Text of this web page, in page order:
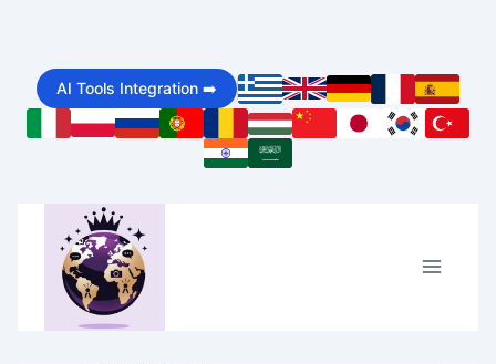
content
AI Tools Integration ➡️